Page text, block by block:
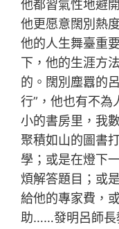
他都習氣性地避
他更愿意闊別熱
他的人生舞臺重
下，他的生涯方
的。闊別塵囂的
行”，他也有不為
小的書房里，我
聚積如山的圖書
學；或是在燈下
煩解答題目；或
給他的專家費，
助……發明呂師長